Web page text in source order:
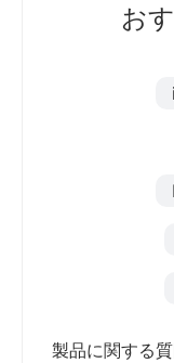
お
製品に関する